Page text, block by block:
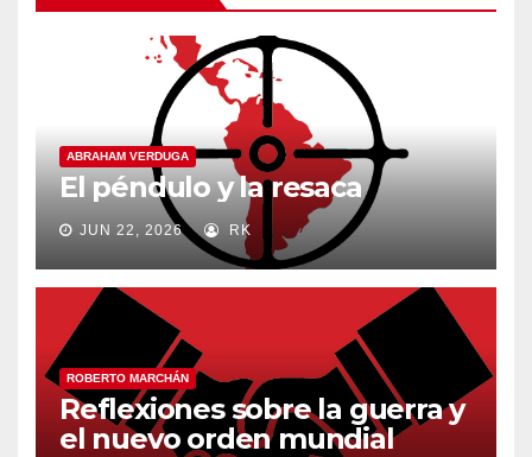
ABRAHAM VERDUGA
El péndulo y la resaca
JUN 22, 2026 RK
ROBERTO MARCHÁN
Reflexiones sobre la guerra y
el nuevo orden mundial